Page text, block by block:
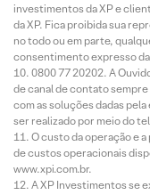
investimentos da XP e
da XP. Fica proibida sua
no todo ou em parte,
consentimento expresso
0800 77 20202. A
de canal de contato
com as soluções dadas
ser realizado por meio do
O custo da operação e
de custos operacionais
www.xpi.com.br.
A XP Investimentos se